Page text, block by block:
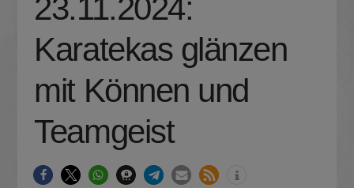
23.11.2024:
Karatekas glänzen
mit Können und
Teamgeist